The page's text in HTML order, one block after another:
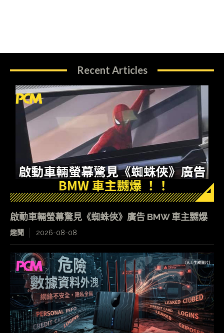
Recent Articles
啟動車輛螢幕驚見《蜘蛛俠》廣告 BMW 車主嬲爆
趣聞 2026-08-08